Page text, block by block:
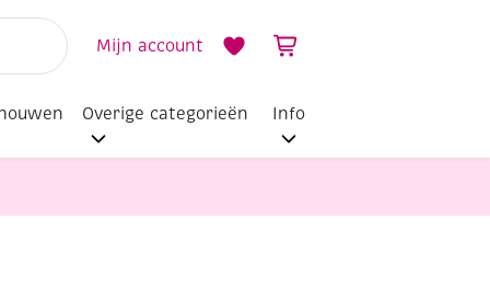
Mijn account
Overige categorieën Info